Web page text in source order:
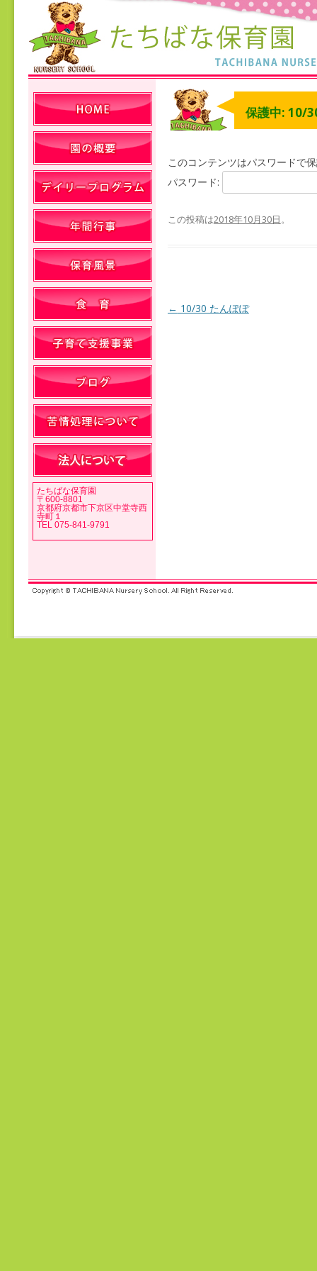
保護中: 10/
このコンテンツはパスワードで
パスワード:
この投稿は2018年10月30日。
投稿ナビゲーション
← 10/30 たんぽぽ
たちばな保育園
〒600-8801
京都府京都市下京区中堂寺西
寺町１
TEL 075-841-9791